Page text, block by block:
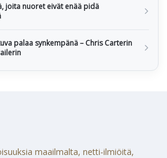
joita nuoret eivät enää pidä
palaa synkempänä – Chris Carterin
maailmalta, netti-ilmiöitä,